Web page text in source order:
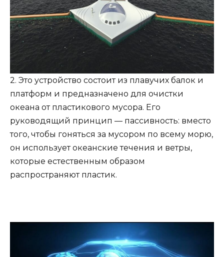
2. Это устройство состоит из плавучих балок и
платформ и предназначено для очистки
океана от пластикового мусора. Его
руководящий принцип — пассивность: вместо
того, чтобы гоняться за мусором по всему морю,
он использует океанские течения и ветры,
которые естественным образом
распространяют пластик.